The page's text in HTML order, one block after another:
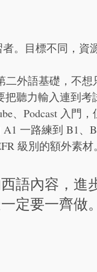
。目標不同，資
外語基礎，不想
把聽力輸入連到考
、Podcast 入門，
一路練到 B1、
級別的額外素材。
語內容，進
定要一齊做。